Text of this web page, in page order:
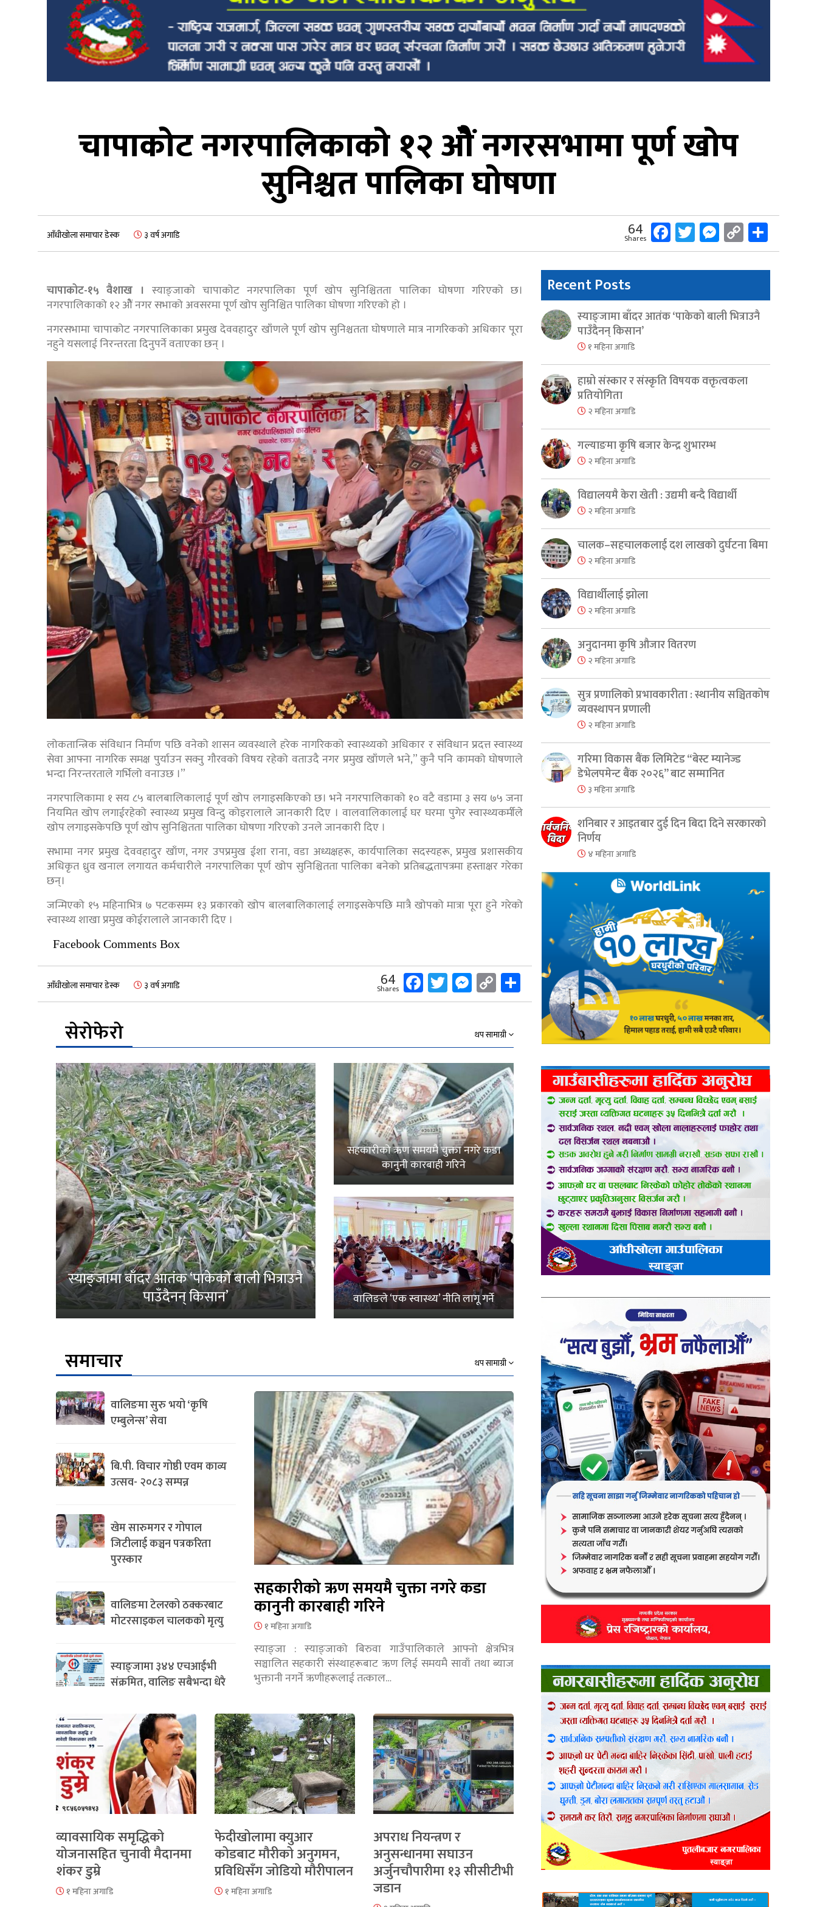
चापाकोट नगरपालिकाको १२ ओैं नगरसभामा पूर्ण खोप
सुनिश्चत पालिका घोषणा
आँधीखोला समाचार डेस्क ३ वर्ष अगाडि 64
Shares Facebook
Twitter
Messenger
Copy
Link
चापाकोट-१५ वैशाख । स्याङ्जाको चापाकोट नगरपालिका पूर्ण खोप सुनिश्चितता पालिका घोषणा गरिएको छ।
नगरपालिकाको १२ ओैं नगर सभाको अवसरमा पूर्ण खोप सुनिश्चित पालिका घोषणा गरिएको हो ।
नगरसभामा चापाकोट नगरपालिकाका प्रमुख देववहादुर खाँणले पूर्ण खोप सुनिश्चतता घोषणाले मात्र नागरिकको अधिकार पूरा
नहुने यसलाई निरन्तरता दिनुपर्ने वताएका छन् ।
लोकतान्त्रिक संविधान निर्माण पछि वनेको शासन व्यवस्थाले हरेक नागरिकको स्वास्थ्यको अधिकार र संविधान प्रदत्त स्वास्थ्य
सेवा आफ्ना नागरिक समक्ष पुर्याउन सक्नु गौरवको विषय रहेको वताउदै नगर प्रमुख खाँणले भने,” कुनै पनि कामको घोषणाले
भन्दा निरन्तरताले गर्भिलो वनाउछ ।”
नगरपालिकामा १ सय ८५ बालबालिकालाई पूर्ण खोप लगाइसकिएको छ। भने नगरपालिकाको १० वटै वडामा ३ सय ७५ जना
नियमित खोप लगाईरहेको स्वास्थ्य प्रमुख विन्दु कोइरालाले जानकारी दिए । वालवालिकालाई घर घरमा पुगेर स्वास्थ्यकर्मीले
खोप लगाइसकेपछि पूर्ण खोप सुनिश्चितता पालिका घोषणा गरिएको उनले जानकारी दिए ।
सभामा नगर प्रमुख देववहादुर खाँण, नगर उपप्रमुख ईशा राना, वडा अध्यक्षहरू, कार्यपालिका सदस्यहरू, प्रमुख प्रशासकीय
अधिकृत ध्रुव खनाल लगायत कर्मचारीले नगरपालिका पूर्ण खोप सुनिश्चितता पालिका बनेको प्रतिबद्धतापत्रमा हस्ताक्षर गरेका
छन्।
जन्मिएको १५ महिनाभित्र ७ पटकसम्म १३ प्रकारको खोप बालबालिकालाई लगाइसकेपछि मात्रै खोपको मात्रा पूरा हुने गरेको
स्वास्थ्य शाखा प्रमुख कोईरालाले जानकारी दिए ।
Facebook Comments Box
आँधीखोला समाचार डेस्क ३ वर्ष अगाडि 64
Shares Facebook
Twitter
Messenger
Copy
Link
Share
सेरोफेरो
थप सामाग्री
स्याङ्जामा बाँदर आतंक ‘पाकेको बाली भित्राउनै
पाउँदैनन् किसान’
सहकारीको ऋण समयमै चुक्ता नगरे कडा
कानुनी कारबाही गरिने
वालिङले ‘एक स्वास्थ्य’ नीति लागू गर्ने
समाचार थप सामाग्री
वालिङमा सुरु भयो ‘कृषि
एम्बुलेन्स’ सेवा
बि.पी. विचार गोष्ठी एवम काव्य
उत्सव- २०८३ सम्पन्न
खेम सारुमगर र गोपाल
जिटीलाई कञ्चन पत्रकरिता
पुरस्कार
वालिङमा टेलरको ठक्करबाट
मोटरसाइकल चालकको मृत्यु
स्याङ्जामा ३४४ एचआईभी
संक्रमित, वालिङ सबैभन्दा धेरै
सहकारीको ऋण समयमै चुक्ता नगरे कडा
कानुनी कारबाही गरिने
१ महिना अगाडि
स्याङ्जा : स्याङ्जाको बिरुवा गाउँपालिकाले आफ्नो क्षेत्रभित्र
सञ्चालित सहकारी संस्थाहरूबाट ऋण लिई समयमै सावाँ तथा ब्याज
भुक्तानी नगर्ने ऋणीहरूलाई तत्काल…
व्यावसायिक समृद्धिको
योजनासहित चुनावी मैदानमा
शंकर डुम्रे
१ महिना अगाडि
फेदीखोलामा क्युआर
कोडबाट मौरीको अनुगमन,
प्रविधिसँग जोडियो मौरीपालन
१ महिना अगाडि
अपराध नियन्त्रण र
अनुसन्धानमा सघाउन
अर्जुनचौपारीमा १३ सीसीटीभी
जडान
Recent Posts
स्याङ्जामा बाँदर आतंक ‘पाकेको बाली भित्राउनै
पाउँदैनन् किसान’
१ महिना अगाडि
हाम्रो संस्कार र संस्कृति विषयक वक्तृत्वकला
प्रतियोगिता
२ महिना अगाडि
गल्याङमा कृषि बजार केन्द्र शुभारम्भ
२ महिना अगाडि
विद्यालयमै केरा खेती : उद्यमी बन्दै विद्यार्थी
२ महिना अगाडि
चालक–सहचालकलाई दश लाखको दुर्घटना बिमा
२ महिना अगाडि
विद्यार्थीलाई झोला
२ महिना अगाडि
अनुदानमा कृषि औजार वितरण
२ महिना अगाडि
सुत्र प्रणालिको प्रभावकारीता : स्थानीय सञ्चितकोष
व्यवस्थापन प्रणाली
२ महिना अगाडि
गरिमा विकास बैंक लिमिटेड “बेस्ट म्यानेज्ड
डेभेलपमेन्ट बैंक २०२६” बाट सम्मानित
३ महिना अगाडि
शनिबार र आइतबार दुई दिन बिदा दिने सरकारको
निर्णय
४ महिना अगाडि